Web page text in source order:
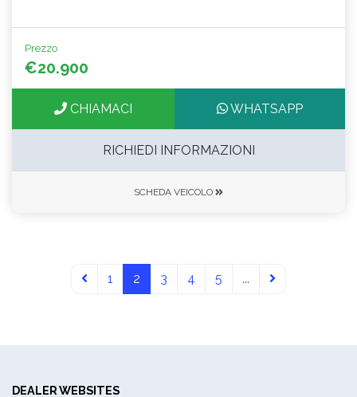
Prezzo
€20.900
CHIAMACI WHATSAPP
RICHIEDI INFORMAZIONI
SCHEDA VEICOLO
1 2 3 4 5 ...
DEALER WEBSITES